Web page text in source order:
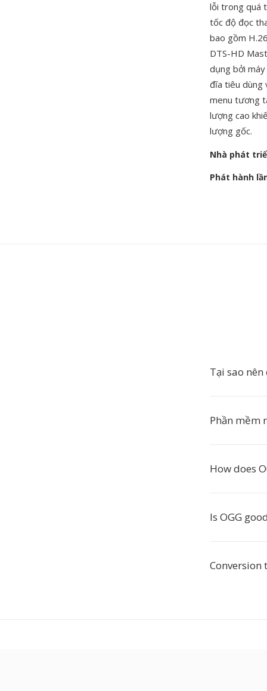
lỗi trong quá
tốc độ đọc
bao gồm
DTS-HD
dụng bởi
đĩa tiêu dùng
menu tương
lượng cao
lượng gốc.
Nhà phát
Phát hành
Tại sao nên
Phần mềm
How does
Is OGG
Conversion